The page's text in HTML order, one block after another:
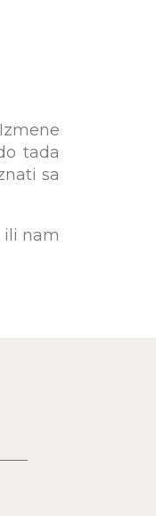
tada
sa
ili nam